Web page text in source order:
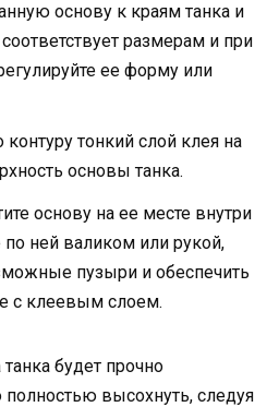
основу к краям танка и
размерам и при
ее форму или
контуру тонкий слой клея на
основы танка.
основу на ее месте внутри
по ней валиком или рукой,
пузыри и обеспечить
с клеевым слоем.
будет прочно
высохнуть, следуя